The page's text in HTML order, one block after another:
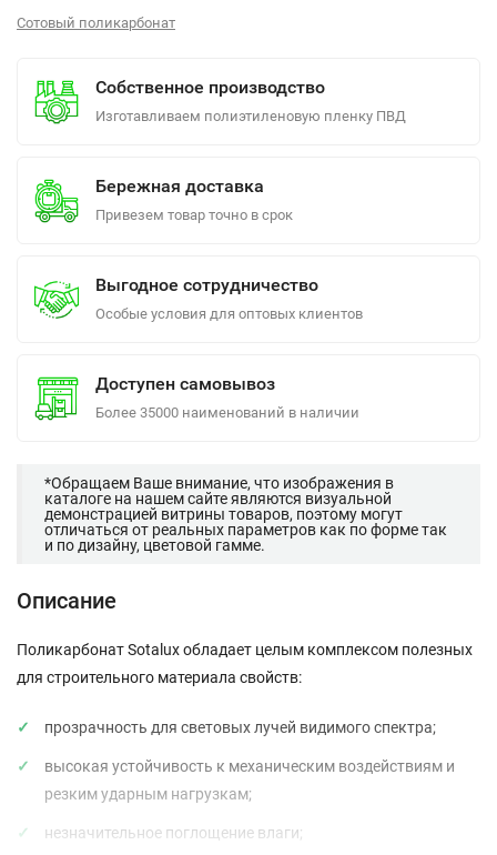
Сотовый поликарбонат
Собственное производство
Изготавливаем полиэтиленовую пленку ПВД
Бережная доставка
Привезем товар точно в срок
Выгодное сотрудничество
Особые условия для оптовых клиентов
Доступен самовывоз
Более 35000 наименований в наличии
*Обращаем Ваше внимание, что изображения в
каталоге на нашем сайте являются визуальной
демонстрацией витрины товаров, поэтому могут
отличаться от реальных параметров как по форме так
и по дизайну, цветовой гамме.
Описание
Поликарбонат Sotalux обладает целым комплексом полезных
для строительного материала свойств:
прозрачность для световых лучей видимого спектра;
высокая устойчивость к механическим воздействиям и
резким ударным нагрузкам;
незначительное поглощение влаги;